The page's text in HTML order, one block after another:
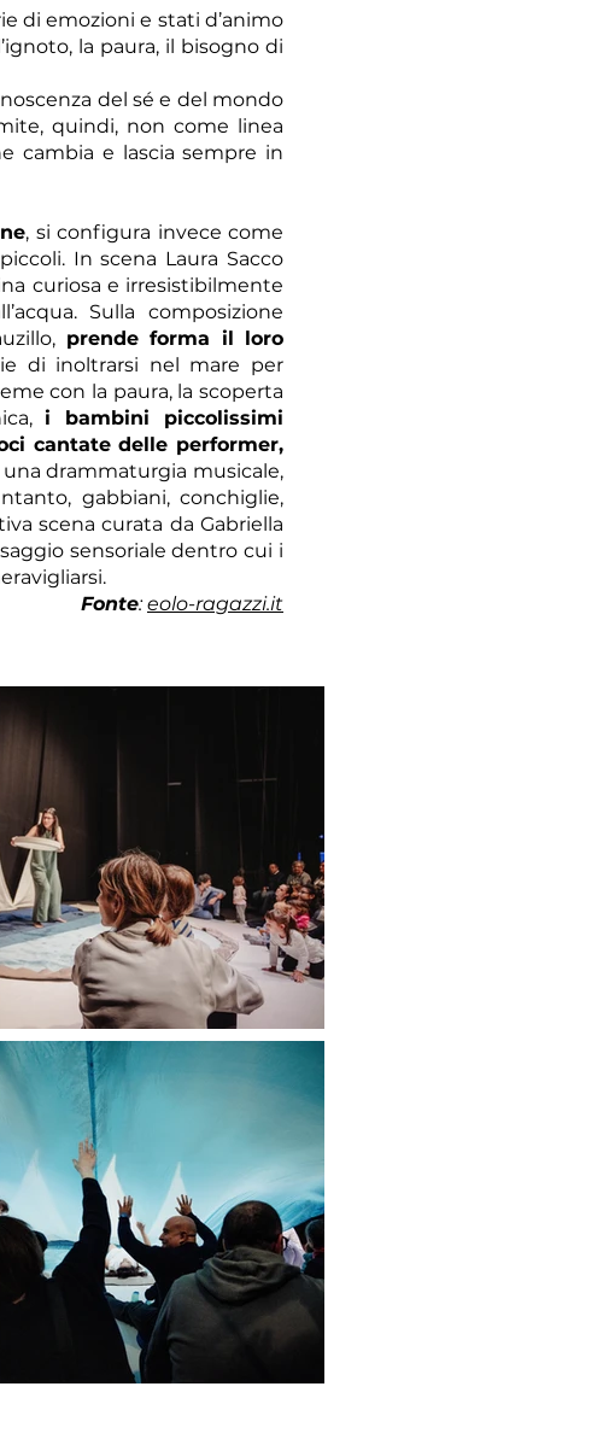
di emozioni e stati d’animo
la paura, il bisogno di
del sé e del mondo
quindi, non come linea
cambia e lascia sempre in
, si configura invece come
In scena Laura Sacco
curiosa e irresistibilmente
Sulla composizione
prende forma il loro
di inoltrarsi nel mare per
con la paura, la scoperta
i bambini piccolissimi
cantate delle performer,
drammaturgia musicale,
gabbiani, conchiglie,
scena curata da Gabriella
sensoriale dentro cui i
Fonte:eolo-ragazzi.it